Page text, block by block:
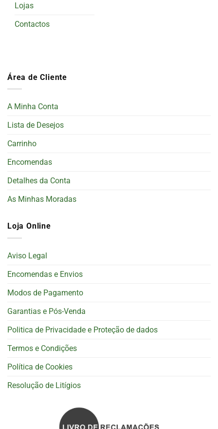
Lojas
Contactos
Área de Cliente
A Minha Conta
Lista de Desejos
Carrinho
Encomendas
Detalhes da Conta
As Minhas Moradas
Loja Online
Aviso Legal
Encomendas e Envios
Modos de Pagamento
Garantias e Pós-Venda
Politica de Privacidade e Proteção de dados
Termos e Condições
Política de Cookies
Resolução de Litígios